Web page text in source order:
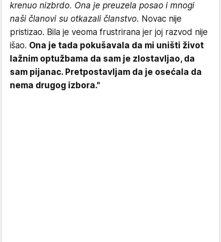
krenuo nizbrdo. Ona je preuzela posao i mnogi
naši članovi su otkazali članstvo. Novac nije
pristizao. Bila je veoma frustrirana jer joj razvod nije
išao. Ona je tada pokušavala da mi uništi život
lažnim optužbama da sam je zlostavljao, da
sam pijanac. Pretpostavljam da je osećala da
nema drugog izbora."